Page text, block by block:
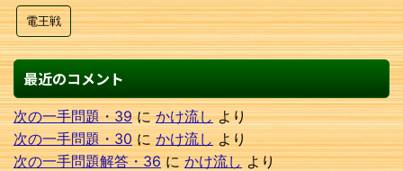
電王戦
最近のコメント
次の一手問題・39にかけ流しより
次の一手問題・30にかけ流しより
次の一手問題解答・36にかけ流しより